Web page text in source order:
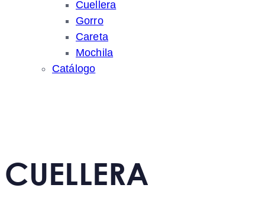
Cuellera
Gorro
Careta
Mochila
Catálogo
CUELLERA